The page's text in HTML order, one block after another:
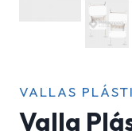
VALLAS
Valla